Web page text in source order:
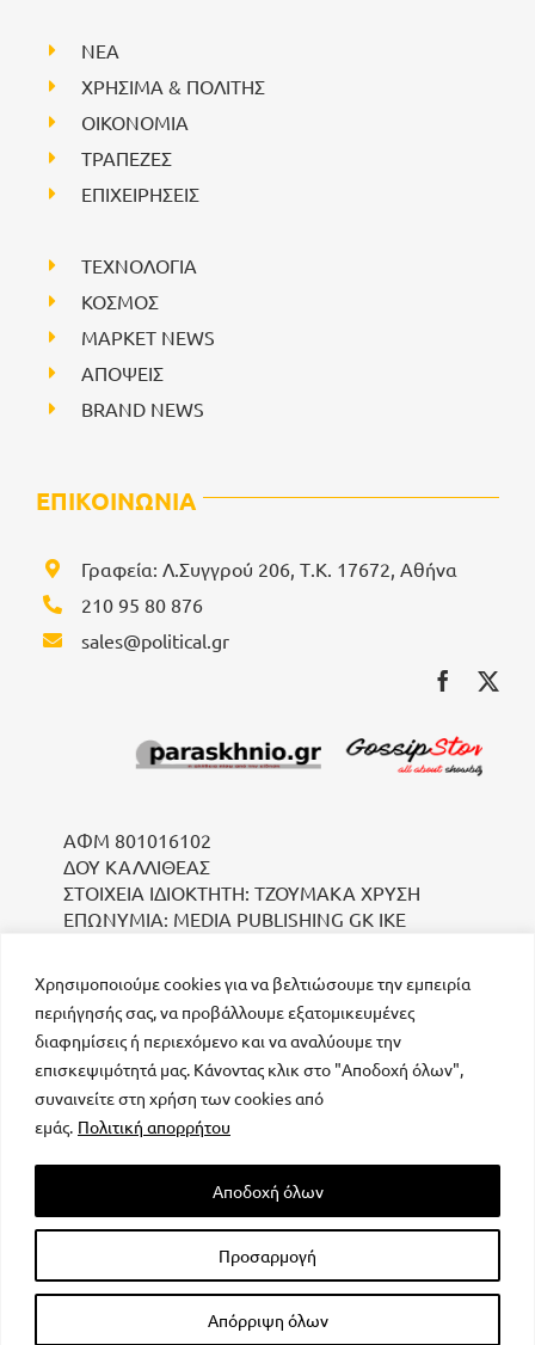
Χρησιμοποιούμε cookies για να βελτιώσουμε την εμπειρία
περιήγησής σας, να προβάλλουμε εξατομικευμένες
διαφημίσεις ή περιεχόμενο και να αναλύουμε την
επισκεψιμότητά μας. Κάνοντας κλικ στο "Αποδοχή όλων",
συναινείτε στη χρήση των cookies από
εμάς. Πολιτική απορρήτου
Προσαρμογή
Απόρριψη όλων
Αποδοχή όλων
NEA
ΧΡΗΣΙΜΑ & ΠΟΛΙΤΗΣ
ΟΙΚΟΝΟΜΙΑ
ΤΡΑΠΕΖΕΣ
ΕΠΙΧΕΙΡΗΣΕΙΣ
ΤΕΧΝΟΛΟΓΙΑ
ΚΟΣΜΟΣ
ΜΑΡΚΕΤ NEWS
ΑΠΟΨΕΙΣ
BRAND NEWS
ΕΠΙΚΟΙΝΩΝΙΑ
Γραφεία: Λ.Συγγρού 206, Τ.Κ. 17672, Αθήνα
210 95 80 876
sales@political.gr
ΑΦΜ 801016102
ΔΟΥ ΚΑΛΛΙΘΕΑΣ
ΣΤΟΙΧΕΙΑ ΙΔΙΟΚΤΗΤΗ: ΤΖΟΥΜΑΚΑ ΧΡΥΣΗ
ΕΠΩΝΥΜΙΑ: MEDIA PUBLISHING GK IKE
μοναδικός αριθμός Μ.Η.Τ. 232223
All rights reserved – Powered by